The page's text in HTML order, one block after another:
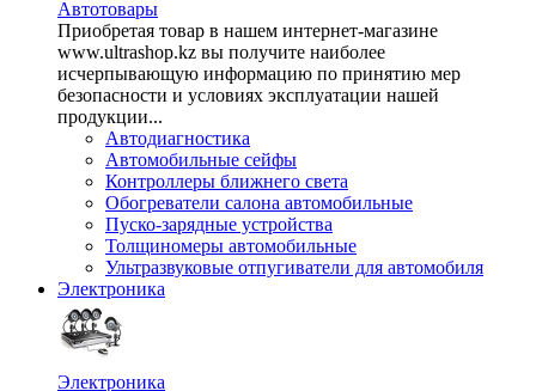
Автотовары
Приобретая товар в нашем интернет-магазине
www.ultrashop.kz вы получите наиболее
исчерпывающую информацию по принятию мер
безопасности и условиях эксплуатации нашей
продукции...
Автодиагностика
Автомобильные сейфы
Контроллеры ближнего света
Обогреватели салона автомобильные
Пуско-зарядные устройства
Толщиномеры автомобильные
Ультразвуковые отпугиватели для автомобиля
Электроника
Электроника